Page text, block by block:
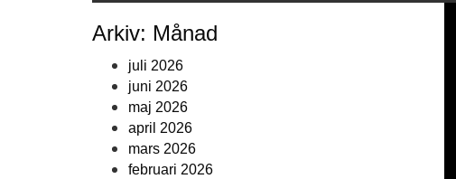
Arkiv: Månad
juli 2026
juni 2026
maj 2026
april 2026
mars 2026
februari 2026